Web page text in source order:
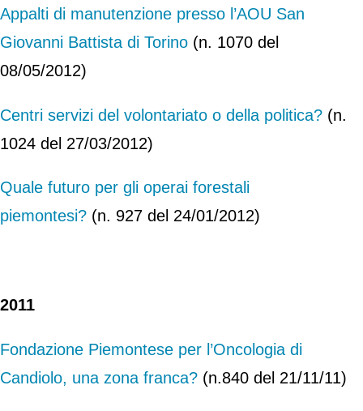
Appalti di manutenzione presso l’AOU San
Giovanni Battista di Torino (n. 1070 del
08/05/2012)
Centri servizi del volontariato o della politica? (n.
1024 del 27/03/2012)
Quale futuro per gli operai forestali
piemontesi? (n. 927 del 24/01/2012)
2011
Fondazione Piemontese per l’Oncologia di
Candiolo, una zona franca? (n.840 del 21/11/11)